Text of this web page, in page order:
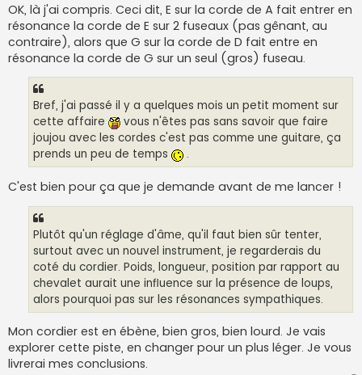
OK, là j'ai compris. Ceci dit, E sur la corde de A fait entrer en
résonance la corde de E sur 2 fuseaux (pas gênant, au
contraire), alors que G sur la corde de D fait entre en
résonance la corde de G sur un seul (gros) fuseau.
Bref, j'ai passé il y a quelques mois un petit moment sur
cette affaire
vous n'êtes pas sans savoir que faire
joujou avec les cordes c'est pas comme une guitare, ça
prends un peu de temps
.
C'est bien pour ça que je demande avant de me lancer !
Plutôt qu'un réglage d'âme, qu'il faut bien sûr tenter,
surtout avec un nouvel instrument, je regarderais du
coté du cordier. Poids, longueur, position par rapport au
chevalet aurait une influence sur la présence de loups,
alors pourquoi pas sur les résonances sympathiques.
Mon cordier est en ébène, bien gros, bien lourd. Je vais
explorer cette piste, en changer pour un plus léger. Je vous
livrerai mes conclusions.